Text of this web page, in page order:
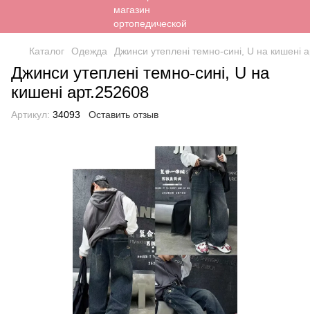
Каталог Одежда Джинси утеплені темно-сині, U на кишені
Джинси утеплені темно-сині, U на
кишені арт.252608
Артикул: 34093 Оставить отзыв